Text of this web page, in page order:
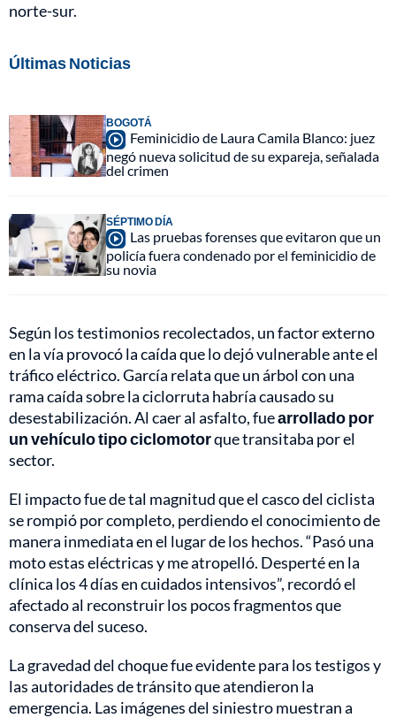
norte-sur.
Últimas Noticias
BOGOTÁ
Feminicidio de Laura Camila Blanco: juez
negó nueva solicitud de su expareja, señalada
del crimen
SÉPTIMO DÍA
Las pruebas forenses que evitaron que un
policía fuera condenado por el feminicidio de
su novia
Según los testimonios recolectados, un factor externo
en la vía provocó la caída que lo dejó vulnerable ante el
tráfico eléctrico. García relata que un árbol con una
rama caída sobre la ciclorruta habría causado su
desestabilización. Al caer al asfalto, fuearrollado por
un vehículo tipo ciclomotorque transitaba por el
sector.
El impacto fue de tal magnitud que el casco del ciclista
se rompió por completo, perdiendo el conocimiento de
manera inmediata en el lugar de los hechos. “Pasó una
moto estas eléctricas y me atropelló. Desperté en la
clínica los 4 días en cuidados intensivos”, recordó el
afectado al reconstruir los pocos fragmentos que
conserva del suceso.
La gravedad del choque fue evidente para los testigos y
las autoridades de tránsito que atendieron la
emergencia. Las imágenes del siniestro muestran a